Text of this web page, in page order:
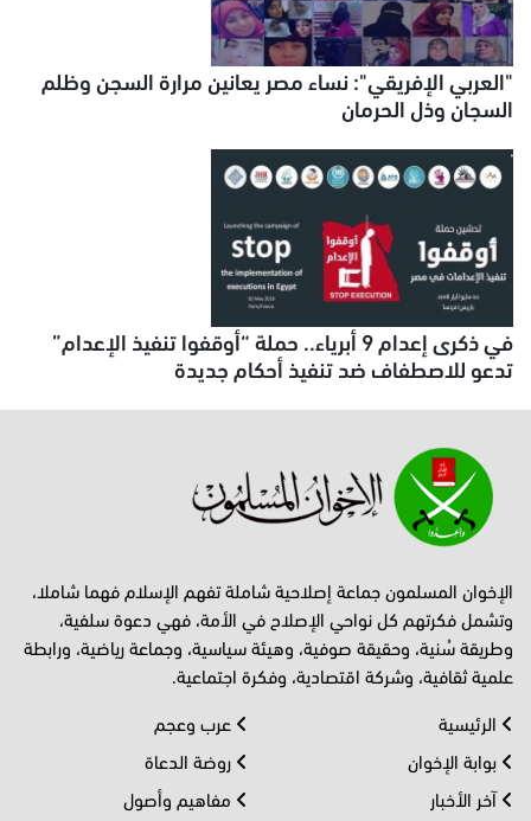
"العربي الإفريقي": نساء مصر يعانين مرارة السجن وظلم
السجان وذل الحرمان
في ذكرى إعدام 9 أبرياء.. حملة “أوقفوا تنفيذ الإعدام”
تدعو للاصطفاف ضد تنفيذ أحكام جديدة
الإخوان المسلمون جماعة إصلاحية شاملة تفهم الإسلام فهما شاملا،
وتشمل فكرتهم كل نواحي الإصلاح في الأمة، فهي دعوة سلفية،
وطريقة سُنية، وحقيقة صوفية، وهيئة سياسية، وجماعة رياضية، ورابطة
علمية ثقافية، وشركة اقتصادية، وفكرة اجتماعية.
الرئيسية
بوابة الإخوان
آخر الأخبار
عرب وعجم
روضة الدعاة
مفاهيم وأصول